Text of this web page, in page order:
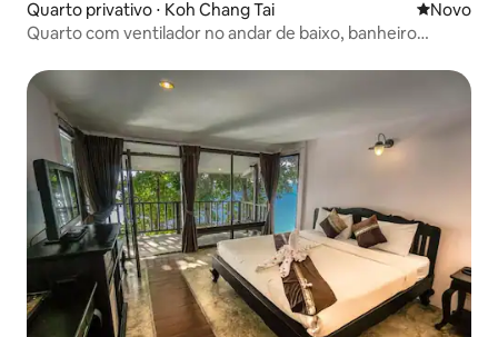
Quarto privativo ⋅ Koh Chang Tai Novo
Novo
Quarto com ventilador no andar de baixo, banheiro